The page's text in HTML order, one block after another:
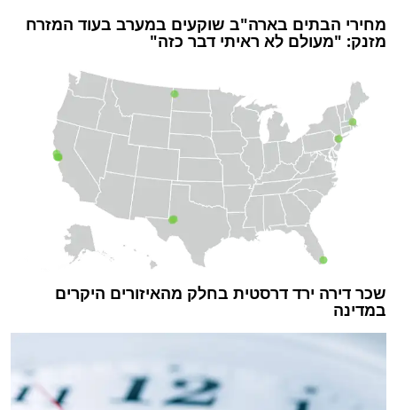
‏מחירי הבתים בארה"ב שוקעים במערב בעוד המזרח
מזנק: "מעולם לא ראיתי דבר כזה"
שכר דירה ירד דרסטית בחלק מהאיזורים היקרים
במדינה